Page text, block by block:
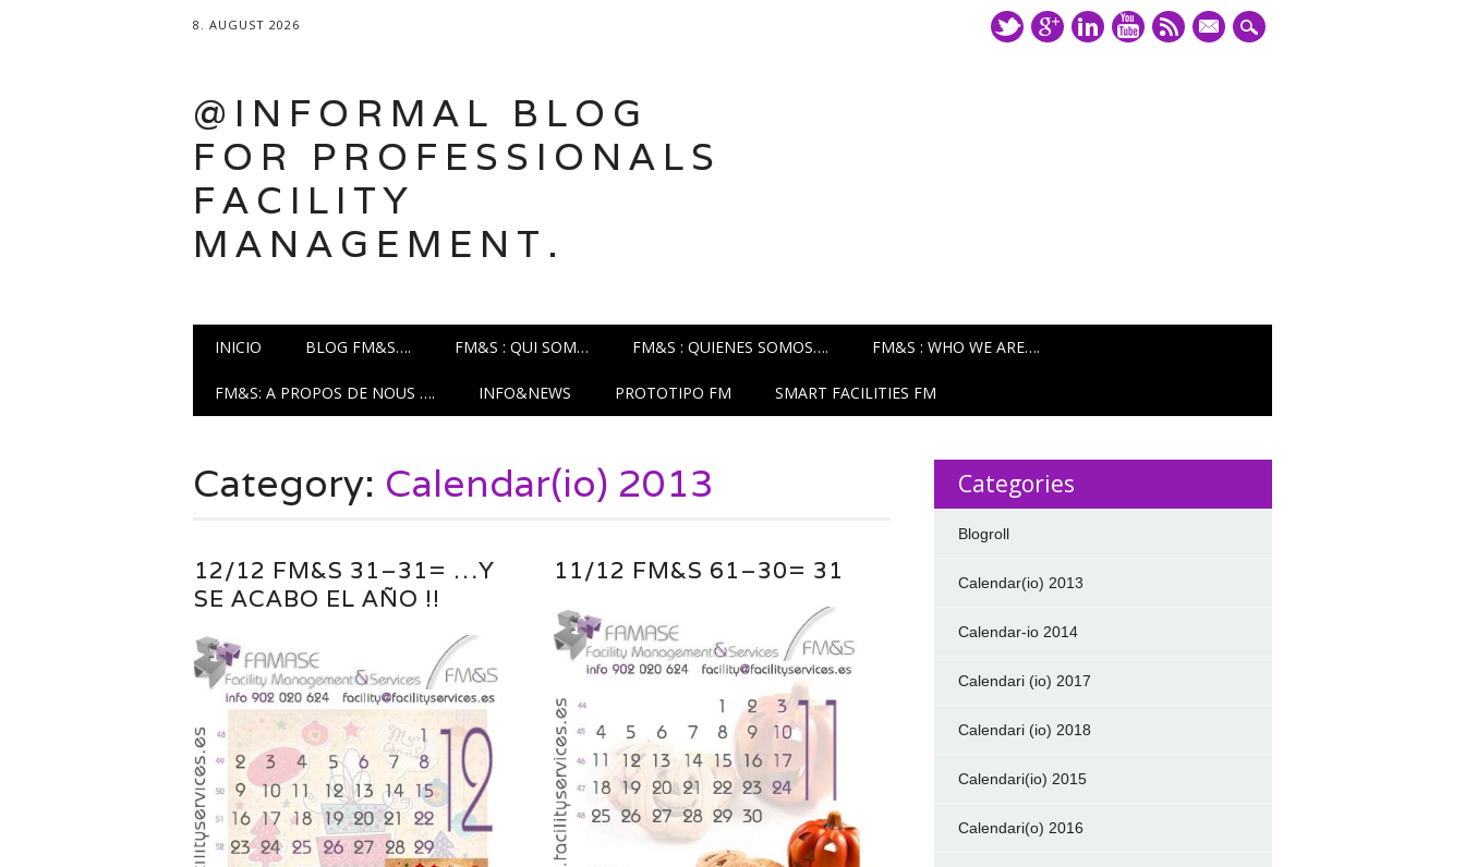
8. AUGUST 2026
mail
@INFORMAL BLOG
FOR PROFESSIONALS
FACILITY
MANAGEMENT.
Main menu
INICIO BLOG FM&S…. FM&S : QUI SOM… FM&S : QUIENES SOMOS…. FM&S : WHO WE ARE….
FM&S: A PROPOS DE NOUS …. INFO&NEWS PROTOTIPO FM SMART FACILITIES FM
Category: Calendar(io) 2013
12/12 FM&S 31–31= …Y
SE ACABO EL AÑO !!
11/12 FM&S 61–30= 31
Categories
Blogroll
Calendar(io) 2013
Calendar-io 2014
Calendari (io) 2017
Calendari (io) 2018
Calendari(io) 2015
Calendari(o) 2016